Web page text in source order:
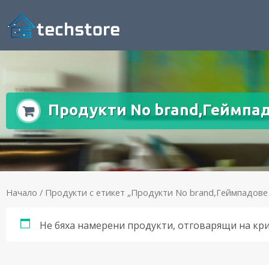
Продукти No
Начало / Продукти с етикет „Продукти No
Не бяха намерени продукти, отговарящи на